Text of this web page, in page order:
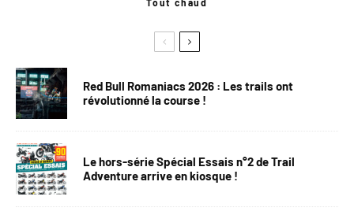
Tout chaud
Red Bull Romaniacs 2026 : Les trails ont
révolutionné la course !
Le hors-série Spécial Essais n°2 de Trail
Adventure arrive en kiosque !